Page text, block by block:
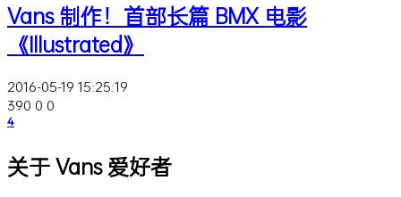
Vans 制作！首部长篇 BMX 电影
《Illustrated》
2016-05-19 15:25:19
390 0 0
4
关于 Vans 爱好者